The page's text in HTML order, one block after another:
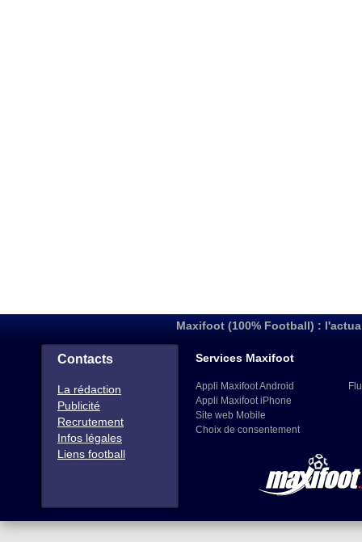
Maxifoot (100% Football) :
Contacts
La rédaction
Publicité
Recrutement
Infos légales
Liens football
Services Maxifoot
Appli Maxifoot Android
Appli Maxifoot iPhone
Site web Mobile
Choix de consentement